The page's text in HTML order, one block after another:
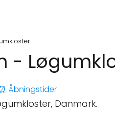
-
⏰ Åbningstider
Danmark.